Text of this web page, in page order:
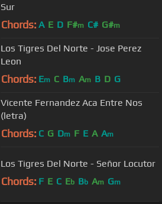
Sur
Chords: A E D F#m C# G#m
Los Tigres Del Norte - Jose Perez
Leon
Chords: Em C Bm Am B D G
Vicente Fernandez Aca Entre Nos
(letra)
Chords: C G Dm F E A Am
Los Tigres Del Norte - Señor Locutor
Chords: F E C Eb Bb Am Gm